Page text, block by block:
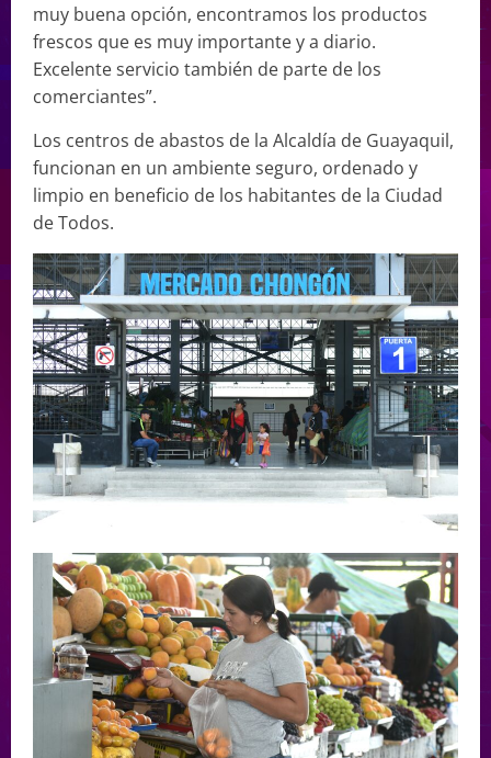
muy buena opción, encontramos los productos
frescos que es muy importante y a diario.
Excelente servicio también de parte de los
comerciantes”.
Los centros de abastos de la Alcaldía de Guayaquil,
funcionan en un ambiente seguro, ordenado y
limpio en beneficio de los habitantes de la Ciudad
de Todos.